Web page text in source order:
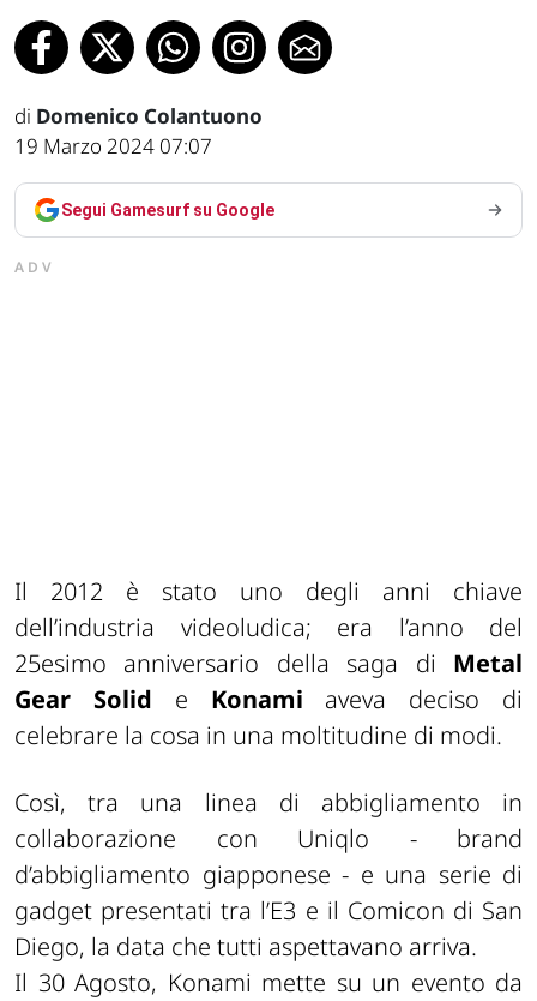
di Domenico Colantuono
19 Marzo 2024 07:07
Segui Gamesurf su Google
ADV
Il 2012 è stato uno degli anni chiave
dell’industria videoludica; era l’anno del
25esimo anniversario della saga di Metal
Gear Solid e Konami aveva deciso di
celebrare la cosa in una moltitudine di modi.
Così, tra una linea di abbigliamento in
collaborazione con Uniqlo - brand
d’abbigliamento giapponese - e una serie di
gadget presentati tra l’E3 e il Comicon di San
Diego, la data che tutti aspettavano arriva.
Il 30 Agosto, Konami mette su un evento da